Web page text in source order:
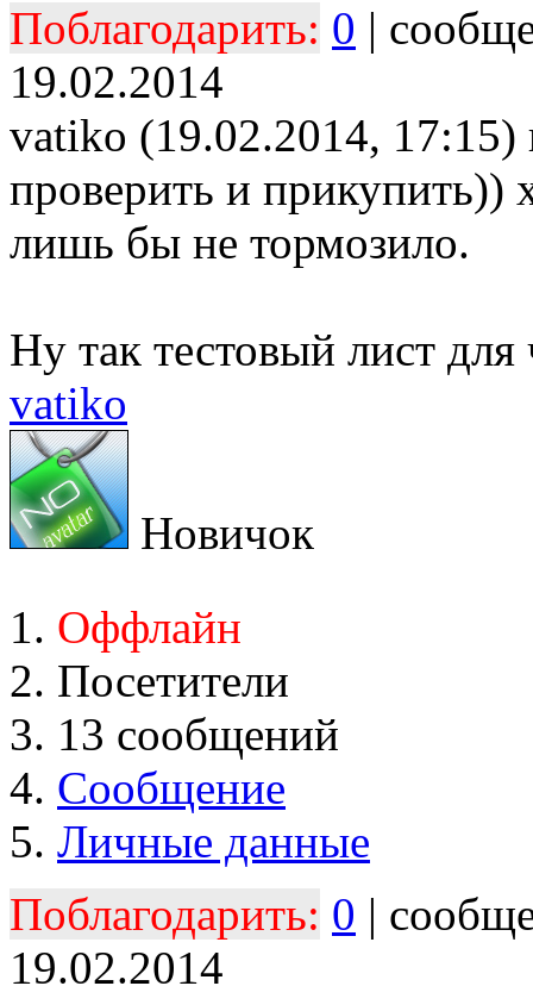
Поблагодарить: 0 |
19.02.2014
vatiko (19.02.2014, 17:15)
проверить и прикупить))
лишь бы не тормозило.
Ну так тестовый лист для
vatiko
Новичок
Оффлайн
Посетители
13 сообщений
Сообщение
Личные данные
Поблагодарить: 0 |
19.02.2014